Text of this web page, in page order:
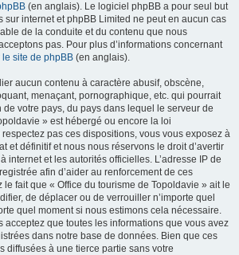
(en anglais). Le logiciel phpBB a pour seul but
sur internet et phpBB Limited ne peut en aucun cas
de la conduite et du contenu que nous
pas. Pour plus d’informations concernant
le site de phpBB (en anglais).
aucun contenu à caractère abusif, obscène,
menaçant, pornographique, etc. qui pourrait
votre pays, du pays dans lequel le serveur de
» est hébergé ou encore la loi
pas ces dispositions, vous vous exposez à
et définitif et nous nous réservons le droit d’avertir
internet et les autorités officielles. L’adresse IP de
afin d’aider au renforcement de ces
le fait que « Office du tourisme de Topoldavie » ait le
de déplacer ou de verrouiller n’importe quel
quel moment si nous estimons cela nécessaire.
acceptez que toutes les informations que vous avez
dans notre base de données. Bien que ces
diffusées à une tierce partie sans votre